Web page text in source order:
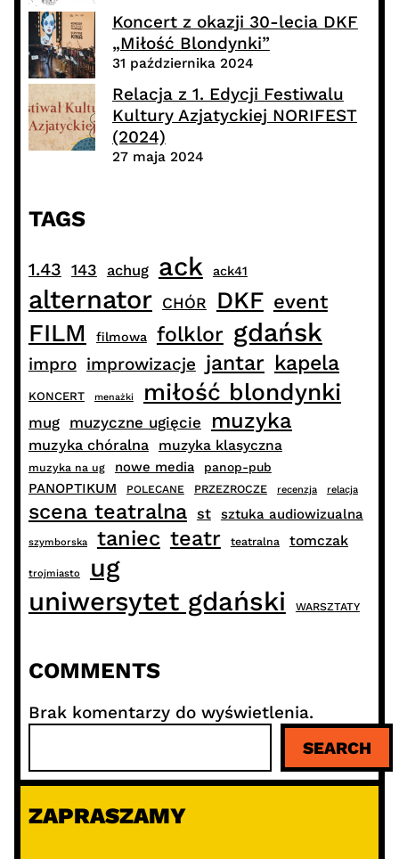
Koncert z okazji 30-lecia DKF
„Miłość Blondynki”
31 października 2024
Relacja z 1. Edycji Festiwalu
Kultury Azjatyckiej NORIFEST
(2024)
27 maja 2024
TAGS
1.43 143 achug ack ack41
alternator CHÓR DKF event
FILM filmowa folklor gdańsk
impro improwizacje jantar kapela
KONCERT menażki miłość blondynki
mug muzyczne ugięcie muzyka
muzyka chóralna muzyka klasyczna
muzyka na ug nowe media panop-pub
PANOPTIKUM POLECANE PRZEZROCZE recenzja relacja
scena teatralna st sztuka audiowizualna
szymborska taniec teatr teatralna tomczak
trojmiasto
ug
uniwersytet gdański
WARSZTATY
COMMENTS
Brak komentarzy do wyświetlenia.
u
a
SEARCH
ZAPRASZAMY